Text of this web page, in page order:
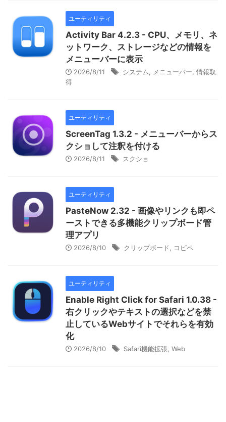
ユーティリティ
Activity Bar 4.2.3 - CPU、メモリ、ネ
ットワーク、ストレージなどの情報を
メニューバーに表示
2026/8/11 システム メニューバー 情報取
得
ユーティリティ
ScreenTag 1.3.2 - メニューバーからス
クショして注釈を付ける
2026/8/11 スクショ
ユーティリティ
PasteNow 2.32 - 画像やリンクも即ペ
ーストできる多機能クリップボード管
理アプリ
2026/8/10 クリップボード コピペ
ユーティリティ
Enable Right Click for Safari 1.0.38 -
右クリックやテキストの選択などを禁
止しているWebサイトでそれらを有効
化
2026/8/10 Safari機能拡張 Web